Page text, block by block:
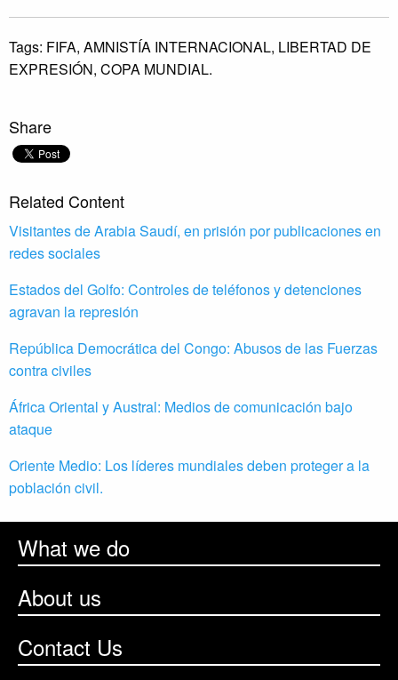
Tags: FIFA, AMNISTÍA INTERNACIONAL, LIBERTAD DE
EXPRESIÓN, COPA MUNDIAL.
Share
Related Content
Visitantes de Arabia Saudí, en prisión por publicaciones en
redes sociales
Estados del Golfo: Controles de teléfonos y detenciones
agravan la represión
República Democrática del Congo: Abusos de las Fuerzas
contra civiles
África Oriental y Austral: Medios de comunicación bajo
ataque
Oriente Medio: Los líderes mundiales deben proteger a la
población civil.
What we do
About us
Contact Us